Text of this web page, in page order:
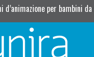
d’animazione per bambini